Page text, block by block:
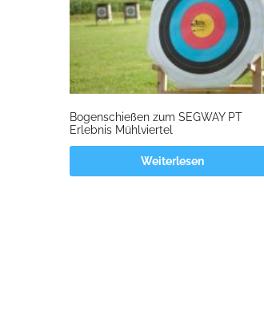
Bogenschießen zum SEGWAY PT
Erlebnis Mühlviertel
Weiterlesen